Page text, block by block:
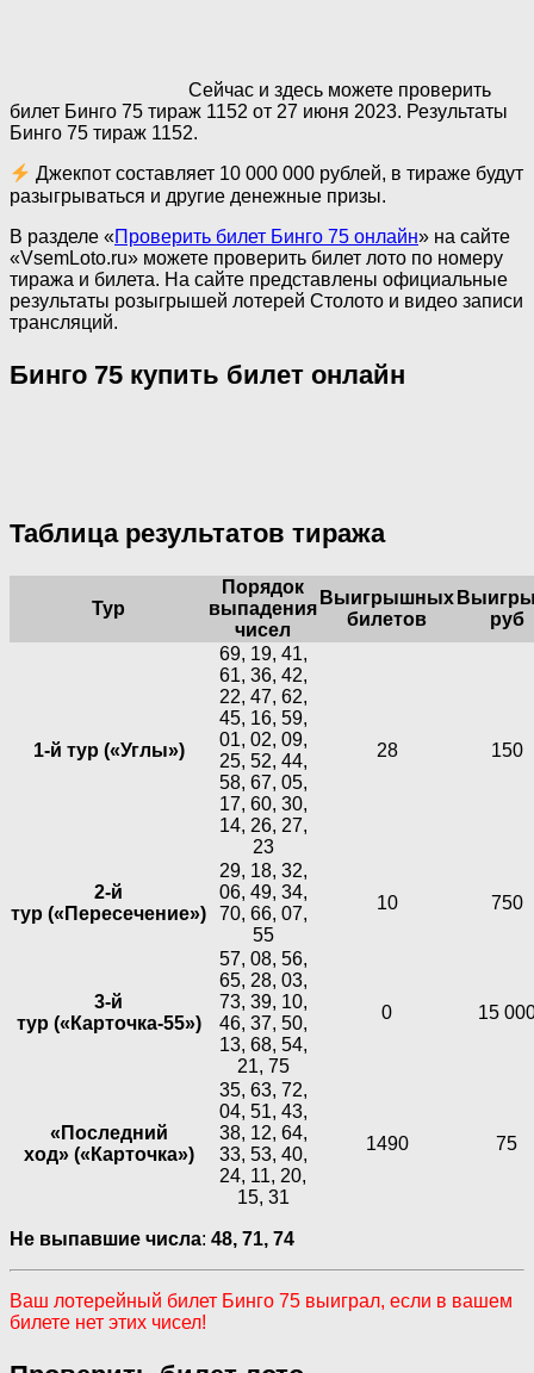
Сейчас и здесь можете проверить
билет Бинго 75 тираж 1152 от 27 июня 2023. Результаты
Бинго 75 тираж 1152.
Джекпот составляет 10 000 000 рублей, в тираже будут
разыгрываться и другие денежные призы.
В разделе «Проверить билет Бинго 75 онлайн» на сайте
«VsemLoto.ru» можете проверить билет лото по номеру
тиража и билета. На сайте представлены официальные
результаты розыгрышей лотерей Столото и видео записи
трансляций.
Бинго 75 купить билет онлайн
Таблица результатов тиража
Тур
Порядок
выпадения
чисел
Выигрышных
билетов
руб
1-й тур («Углы»)
69, 19, 41,
61, 36, 42,
22, 47, 62,
45, 16, 59,
01, 02, 09,
25, 52, 44,
58, 67, 05,
17, 60, 30,
14, 26, 27,
23
28 150
2-й
тур («Пересечение»)
29, 18, 32,
06, 49, 34,
70, 66, 07,
55
10 750
3-й
тур («Карточка-55»)
57, 08, 56,
65, 28, 03,
73, 39, 10,
46, 37, 50,
13, 68, 54,
21, 75
0 15
«Последний
ход» («Карточка»)
35, 63, 72,
04, 51, 43,
38, 12, 64,
33, 53, 40,
24, 11, 20,
15, 31
1490 75
Не выпавшие числа: 48, 71, 74
Ваш лотерейный билет Бинго 75 выиграл, если в вашем
билете нет этих чисел!